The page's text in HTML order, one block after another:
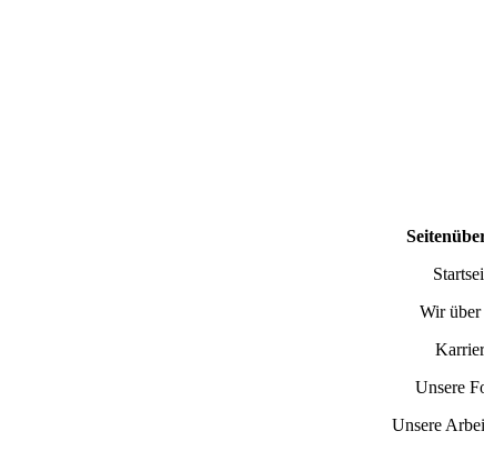
Wir über
Unsere
Unsere